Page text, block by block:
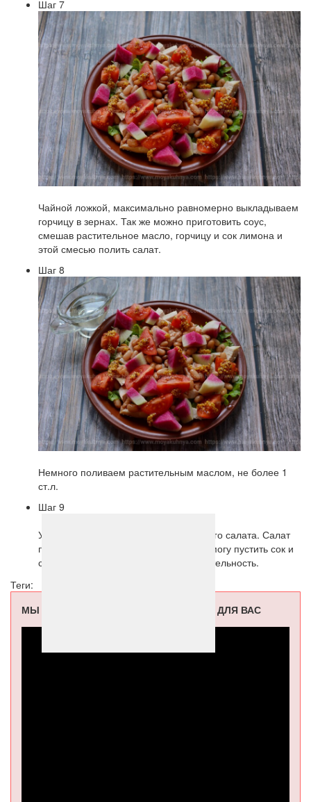
Шаг 7
Чайной ложкой, максимально равномерно выкладываем
горчицу в зернах. Так же можно приготовить соус,
смешав растительное масло, горчицу и сок лимона и
этой смесью полить салат.
Шаг 8
Немного поливаем растительным маслом, не более 1
ст.л.
Шаг 9
Украшаем мясом и кусочками листового салата. Салат
подаем тут же, так как свежие овощи могу пустить сок и
салат слегка потеряет свою привлекательность.
Теги:
МЫ ПОДОБРАЛИ ВИДЕО СПЕЦИАЛЬНО ДЛЯ ВАС